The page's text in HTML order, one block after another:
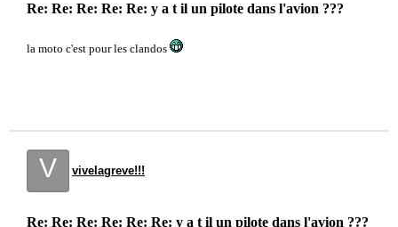
Re: Re: Re: Re: Re: y a t il un pilote dans l'avion ???
la moto c'est pour les clandos
V vivelagreve!!!
Re: Re: Re: Re: Re: Re: y a t il un pilote dans l'avion ???